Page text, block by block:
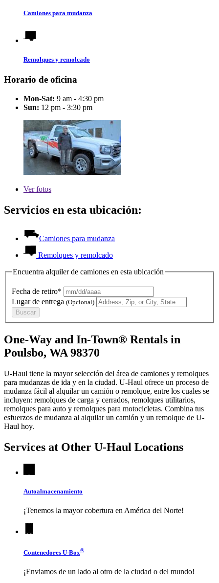
Camiones para mudanza
Remolques y remolcado
Horario de oficina
Mon-Sat: 9 am - 4:30 pm
Sun: 12 pm - 3:30 pm
Verfotos
Servicios en esta ubicación:
Camiones para mudanza
Remolques y remolcado
Encuentra alquiler de camiones en esta ubicación
Fecha de retiro*
Lugar de entrega (Opcional)
Buscar
One-Way and In-Town® Rentals in
Poulsbo, WA 98370
U-Haul tiene la mayor selección del área de camiones y remolques
para mudanzas de ida y en la ciudad. U-Haul ofrece un proceso de
mudanza fácil al alquilar un camión o remolque, entre los cuales se
incluyen: remolques de carga y cerrados, remolques utilitarios,
remolques para auto y remolques para motocicletas. Combina tus
esfuerzos de mudanza al alquilar un camión y un remolque de U-
Haul hoy.
Services at Other U-Haul Locations
Autoalmacenamiento
¡Tenemos la mayor cobertura en América del Norte!
Contenedores U-Box®
¡Enviamos de un lado al otro de la ciudad o del mundo!